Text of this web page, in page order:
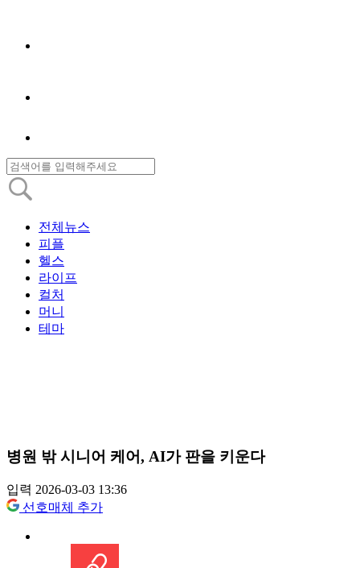
전체뉴스
피플
헬스
라이프
컬처
머니
테마
병원 밖 시니어 케어, AI가 판을 키운다
입력 2026-03-03 13:36
선호매체 추가